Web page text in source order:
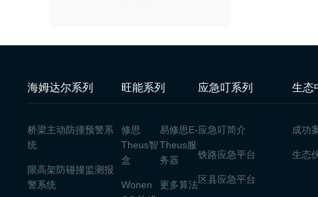
海姆达尔系列
桥梁主动防撞预警系
统
限高架防碰撞监测报
警系统
旺能系列
修思
Theus智
盒
易修思E-
Theus服
务器
Wonen
更多算法
应急叮系列
应急叮简介
铁路应急平台
区县应急平台
生态
成功
生态